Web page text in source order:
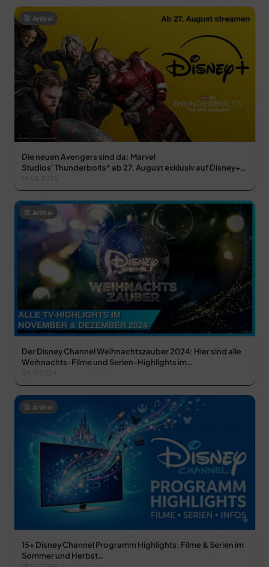
Artikel
Die neuen Avengers sind da: Marvel
Studios’ Thunderbolts* ab 27. August exklusiv auf Disney+…
14.08.2025
Artikel
Der Disney Channel Weihnachtszauber 2024: Hier sind alle
Weihnachts-Filme und Serien-Highlights im…
Artikel
15+ Disney Channel Programm Highlights: Filme & Serien im
Sommer und Herbst…